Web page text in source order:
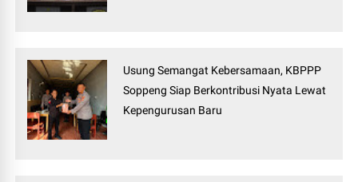
Usung Semangat Kebersamaan, KBPPP
Soppeng Siap Berkontribusi Nyata Lewat
Kepengurusan Baru